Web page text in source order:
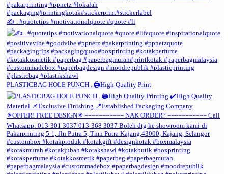
✍️ . #quotetips #motivationalquote #quote #li
PLASTICBAG HOLE PUNCH . 🖨️High Quality Print